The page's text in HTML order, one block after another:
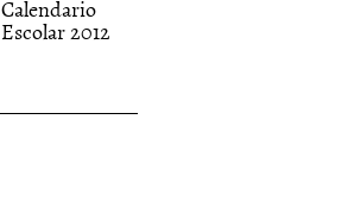
Calendario
Escolar 2012